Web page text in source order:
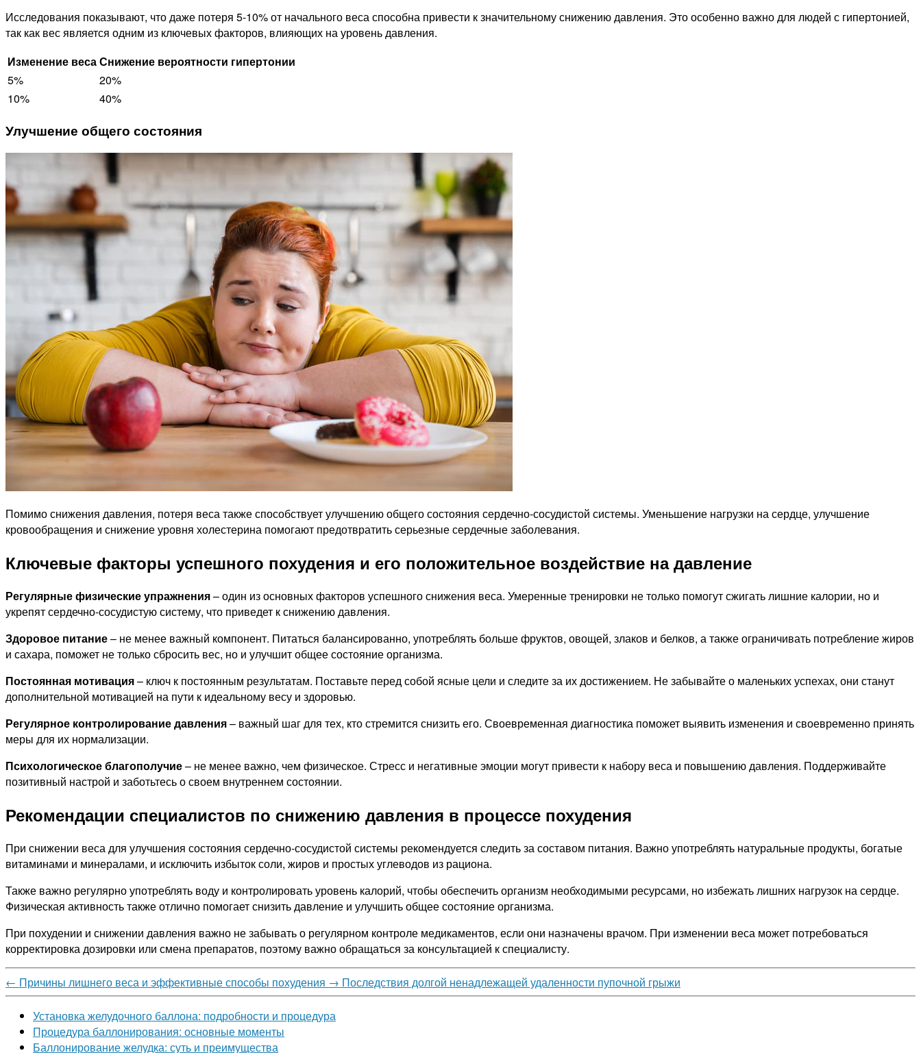
Исследования показывают, что даже потеря 5-10% от начального веса способна привести к значительному снижению давления. Это особенно важно для людей с гипертонией,
так как вес является одним из ключевых факторов, влияющих на уровень давления.
Изменение весаСнижение вероятности гипертонии
5%
20%
10%
40%
Улучшение общего состояния
Помимо снижения давления, потеря веса также способствует улучшению общего состояния сердечно-сосудистой системы. Уменьшение нагрузки на сердце, улучшение
кровообращения и снижение уровня холестерина помогают предотвратить серьезные сердечные заболевания.
Ключевые факторы успешного похудения и его положительное воздействие на давление
Регулярные физические упражнения– один из основных факторов успешного снижения веса. Умеренные тренировки не только помогут сжигать лишние калории, но и
укрепят сердечно-сосудистую систему, что приведет к снижению давления.
Здоровое питание– не менее важный компонент. Питаться балансированно, употреблять больше фруктов, овощей, злаков и белков, а также ограничивать потребление жиров
и сахара, поможет не только сбросить вес, но и улучшит общее состояние организма.
Постоянная мотивация– ключ к постоянным результатам. Поставьте перед собой ясные цели и следите за их достижением. Не забывайте о маленьких успехах, они станут
дополнительной мотивацией на пути к идеальному весу и здоровью.
Регулярное контролирование давления– важный шаг для тех, кто стремится снизить его. Своевременная диагностика поможет выявить изменения и своевременно принять
меры для их нормализации.
Психологическое благополучие– не менее важно, чем физическое. Стресс и негативные эмоции могут привести к набору веса и повышению давления. Поддерживайте
позитивный настрой и заботьтесь о своем внутреннем состоянии.
Рекомендации специалистов по снижению давления в процессе похудения
При снижении веса для улучшения состояния сердечно-сосудистой системы рекомендуется следить за составом питания. Важно употреблять натуральные продукты, богатые
витаминами и минералами, и исключить избыток соли, жиров и простых углеводов из рациона.
Также важно регулярно употреблять воду и контролировать уровень калорий, чтобы обеспечить организм необходимыми ресурсами, но избежать лишних нагрузок на сердце.
Физическая активность также отлично помогает снизить давление и улучшить общее состояние организма.
При похудении и снижении давления важно не забывать о регулярном контроле медикаментов, если они назначены врачом. При изменении веса может потребоваться
корректировка дозировки или смена препаратов, поэтому важно обращаться за консультацией к специалисту.
← Причины лишнего веса и эффективные способы похудения → Последствия долгой ненадлежащей удаленности пупочной грыжи
Установка желудочного баллона: подробности и процедура
Процедура баллонирования: основные моменты
Баллонирование желудка: суть и преимущества